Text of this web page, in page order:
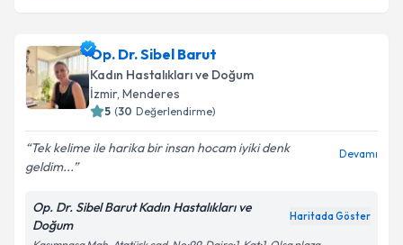
Op. Dr. Sibel Barut
Kadın Hastalıkları ve Doğum
İzmir, Menderes
5 (30 Değerlendirme)
Tek kelime ile harika bir insan hocam iyiki denk
geldim...
Devamı
Op. Dr. Sibel Barut Kadın Hastalıkları ve
Doğum
Haritada Göster